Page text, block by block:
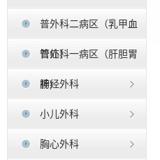
普外科二病区（乳甲血
管疝）
普外科一病区（肝胆胃
肠)
神经外科
小儿外科
胸心外科